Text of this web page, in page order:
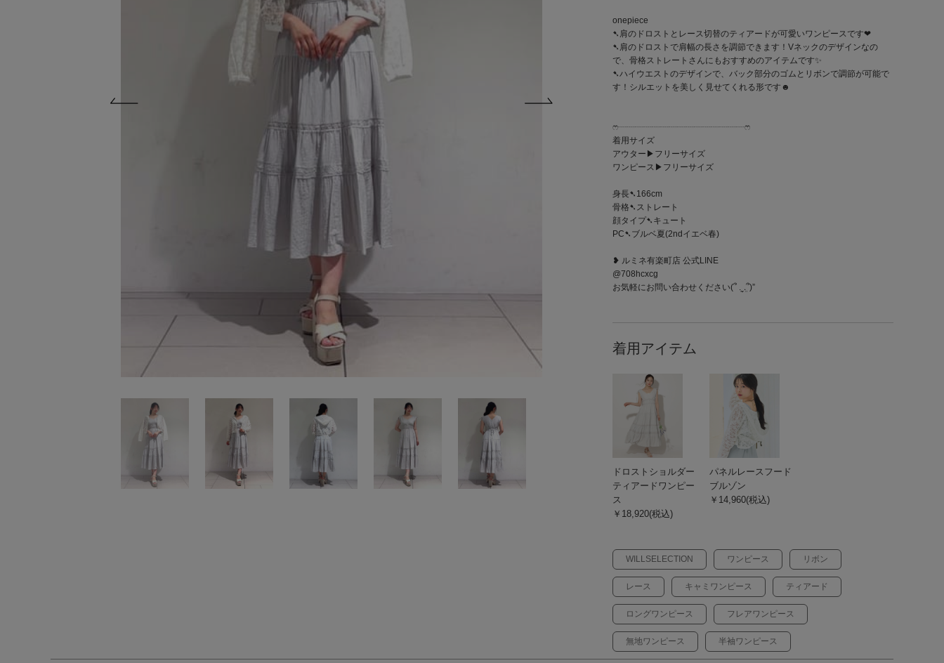
onepiece
➷肩のドロストとレース切替のティアードが可愛いワンピースです‪‪❤︎‬
➷肩のドロストで肩幅の長さを調節できます！Vネックのデザインなの
で、骨格ストレートさんにもおすすめのアイテムです✨
➷ハイウエストのデザインで、バック部分のゴムとリボンで調節が可能で
す！シルエットを美しく見せてくれる形です☻
ෆ‪┈┈┈┈┈┈┈┈┈┈┈┈┈┈┈ෆ‪
着用サイズ
アウター▶︎フリーサイズ
ワンピース▶︎フリーサイズ
身長➷166cm
骨格➷ストレート
顔タイプ➷キュート
PC➷ブルベ夏(2ndイエベ春)
❥ ルミネ有楽町店 公式LINE
@708hcxcg
お気軽にお問い合わせください(՞ ܸ.‪ˬ.ܸ՞)”
WILLSELECTION ワンピース リボン
レース キャミワンピース ティアード
ロングワンピース フレアワンピース
無地ワンピース 半袖ワンピース
着用アイテム
ドロストショルダー
ティアードワンピー
ス
￥18,920(税込)
パネルレースフード
ブルゾン
￥14,960(税込)